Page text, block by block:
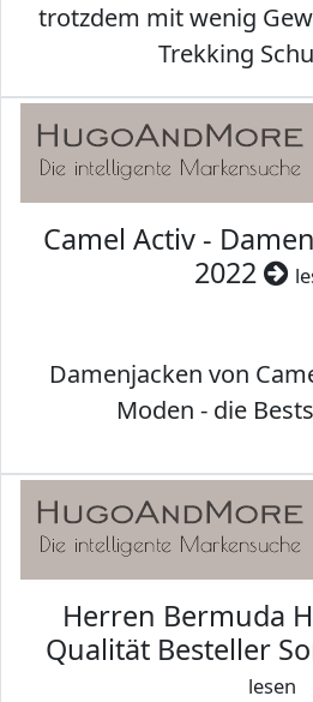
trotzdem mit wenig
Trekking
Camel Activ -
2022
Damenjacken von
Moden - die
Herren Bermuda
Qualität Besteller
lesen